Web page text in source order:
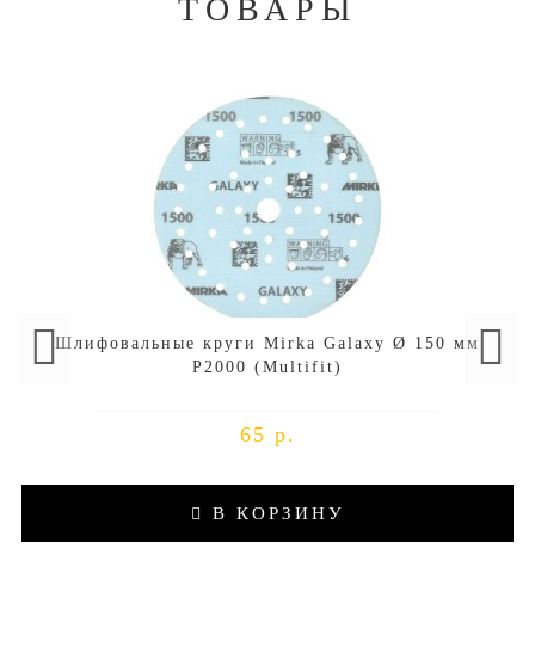
ТОВАРЫ
Шлифовальные круги Mirka Galaxy Ø 150 мм
P2000 (Multifit)
65 р.
В КОРЗИНУ